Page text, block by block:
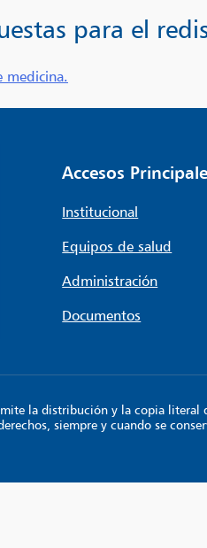
para el
medicina.
Accesos
Institucional
Equipos de salud
Administración
Documentos
la distribución y la copia literal
siempre y cuando se